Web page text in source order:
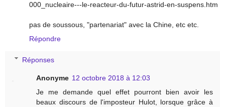
000_nucleaire---le-reacteur-du-futur-astrid-en-suspens.htm
pas de soussous, "partenariat" avec la Chine, etc etc.
Répondre
Réponses
Anonyme 12 octobre 2018 à 12:03
Je me demande quel effet pourront bien avoir les
beaux discours de l'imposteur Hulot, lorsque grâce à